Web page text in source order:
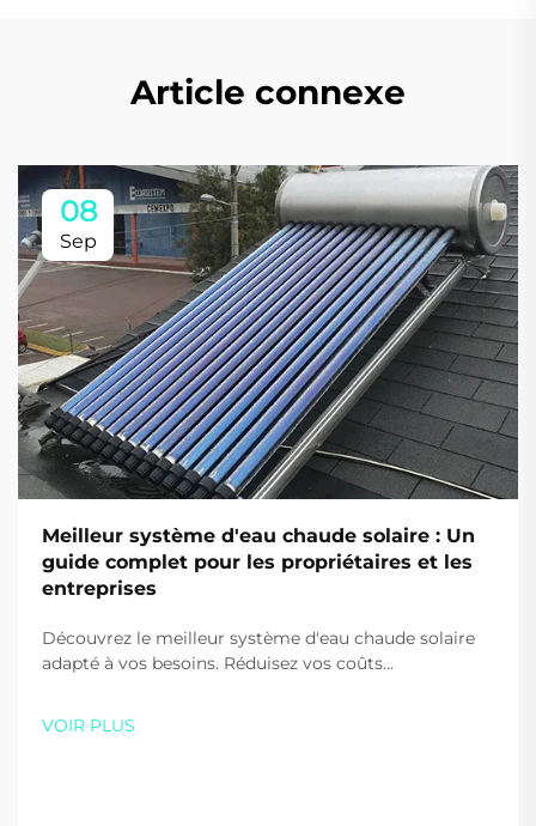
Article connexe
08
Sep
Meilleur système d'eau chaude solaire : Un
guide complet pour les propriétaires et les
entreprises
Découvrez le meilleur système d'eau chaude solaire
adapté à vos besoins. Réduisez vos coûts
efficacité de Sidite. Obtenez dès aujourd'hui votre
VOIR PLUS